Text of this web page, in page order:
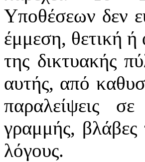
Υποθέσεων δεν
έμμεση, θετική ή
της δικτυακής
αυτής, από
παραλείψεις
γραμμής, βλάβες
λόγους.